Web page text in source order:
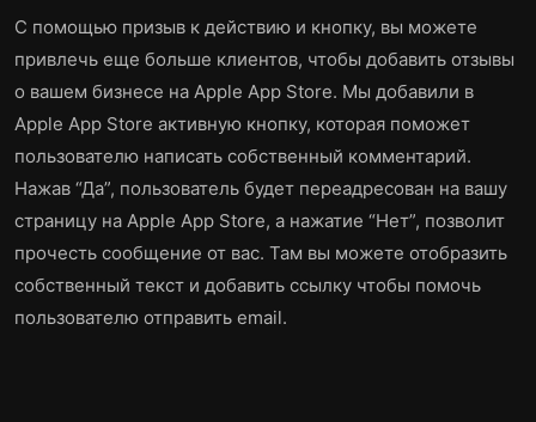
С помощью призыв к действию и кнопку, вы можете
привлечь еще больше клиентов, чтобы добавить отзывы
о вашем бизнесе на Apple App Store. Мы добавили в
Apple App Store активную кнопку, которая поможет
пользователю написать собственный комментарий.
Нажав “Да”, пользователь будет переадресован на вашу
страницу на Apple App Store, а нажатие “Нет”, позволит
прочесть сообщение от вас. Там вы можете отобразить
собственный текст и добавить ссылку чтобы помочь
пользователю отправить email.